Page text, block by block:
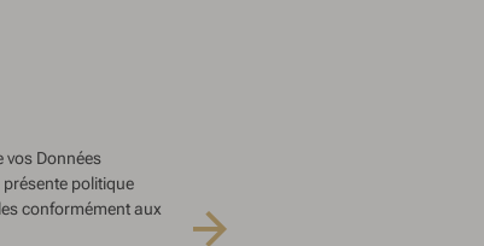
vos Données
politique
conformément aux